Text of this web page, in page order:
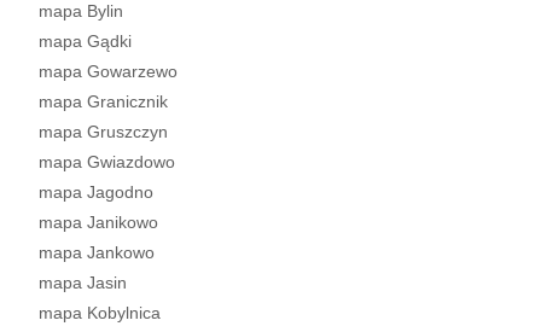
mapa Bylin
mapa Gądki
mapa Gowarzewo
mapa Granicznik
mapa Gruszczyn
mapa Gwiazdowo
mapa Jagodno
mapa Janikowo
mapa Jankowo
mapa Jasin
mapa Kobylnica